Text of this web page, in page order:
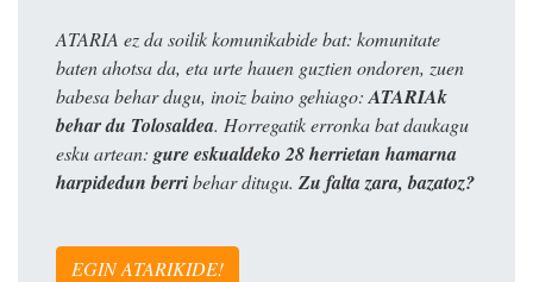
ATARIA ez da soilik komunikabide bat: komunitate
baten ahotsa da, eta urte hauen guztien ondoren, zuen
babesa behar dugu, inoiz baino gehiago:ATARIAk
behar du Tolosaldea. Horregatik erronka bat daukagu
esku artean: gure eskualdeko 28 herrietan hamarna
harpidedun berribehar ditugu. Zu falta zara, bazatoz?
EGIN ATARIKIDE!